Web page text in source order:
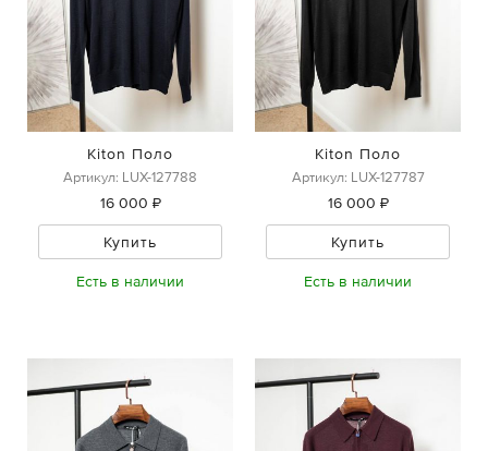
Kiton Поло
Артикул: LUX-127788
16 000 ₽
Купить
Есть в наличии
Kiton Поло
Артикул: LUX-127787
16 000 ₽
Купить
Есть в наличии